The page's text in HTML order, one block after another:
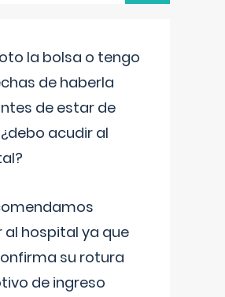
la bolsa o tengo
de haberla
de estar de
acudir al
al hospital ya que
su rotura
de ingreso